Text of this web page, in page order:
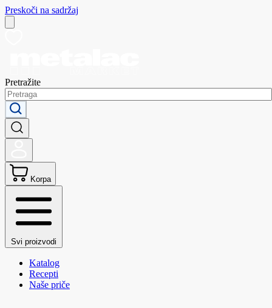
Preskoči na sadržaj
Pretražite
Korpa
Svi proizvodi
Katalog
Recepti
Naše priče